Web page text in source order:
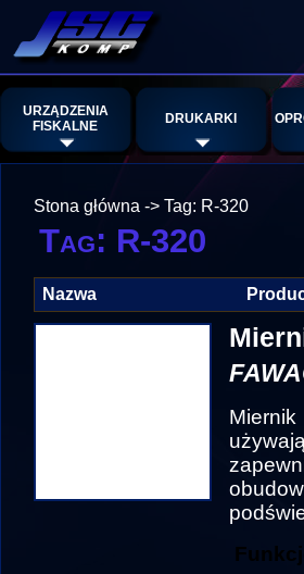
URZĄDZENIA
FISKALNE
DRUKARKI
Stona główna -> Tag: R-320
Tag: R-320
Nazwa